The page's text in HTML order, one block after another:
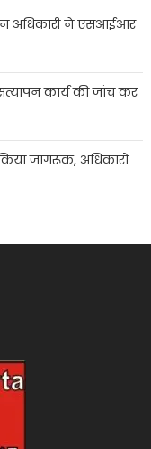
अधिकारी ने एसआईआर
कार्य की जांच कर
जागरूक, अधिकारों